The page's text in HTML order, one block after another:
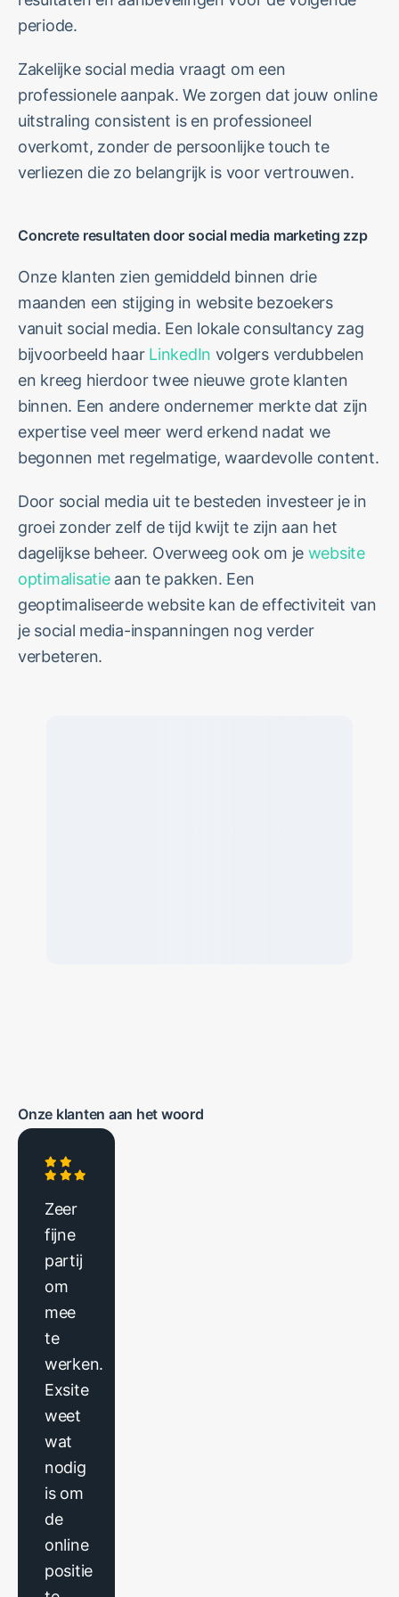
periode.
Zakelijke social media vraagt om een
professionele aanpak. We zorgen dat jouw online
uitstraling consistent is en professioneel
overkomt, zonder de persoonlijke touch te
verliezen die zo belangrijk is voor vertrouwen.
Concrete resultaten door social media marketing zzp
Onze klanten zien gemiddeld binnen drie
maanden een stijging in website bezoekers
vanuit social media. Een lokale consultancy zag
bijvoorbeeld haar LinkedIn volgers verdubbelen
en kreeg hierdoor twee nieuwe grote klanten
binnen. Een andere ondernemer merkte dat zijn
expertise veel meer werd erkend nadat we
begonnen met regelmatige, waardevolle content.
Door social media uit te besteden investeer je in
groei zonder zelf de tijd kwijt te zijn aan het
dagelijkse beheer. Overweeg ook om je website
optimalisatieaan te pakken. Een
geoptimaliseerde website kan de effectiviteit van
je social media-inspanningen nog verder
verbeteren.
Onze klanten aan het woord
Zeer
fijne
partij
om
mee
te
werken.
Exsite
weet
wat
nodig
is om
de
online
positie